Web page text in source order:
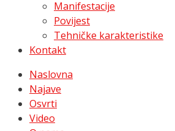
Manifestacije
Povijest
Tehničke karakteristike
Kontakt
Naslovna
Najave
Osvrti
Video